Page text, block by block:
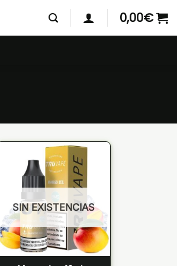
0,00€
SIN EXISTENCIAS